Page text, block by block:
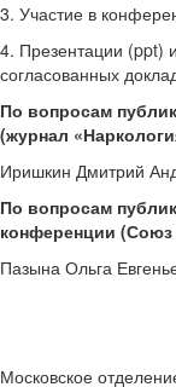
3. Участие в
4. Презентации (ppt)
согласованных
По вопросам
(журнал
Иришкин Дмитрий
По вопросам
конференции (Союз
Пазына Ольга
Московское